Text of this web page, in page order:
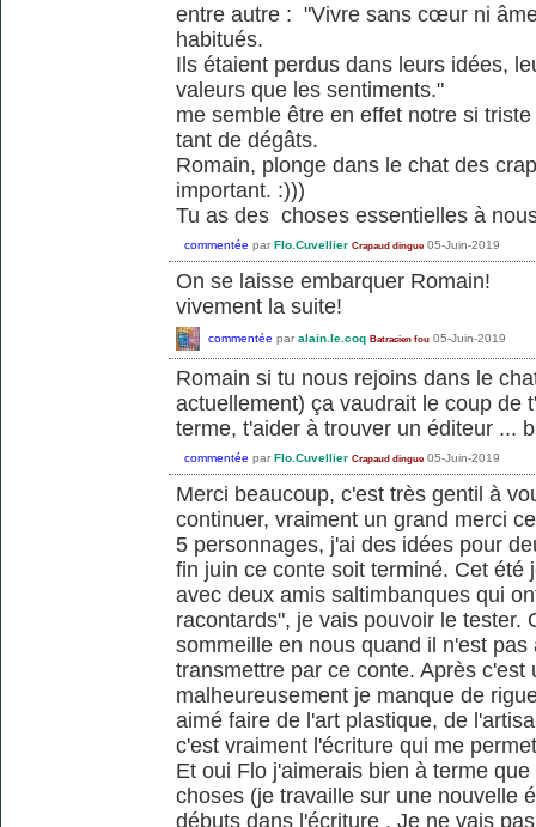
entre autre : "Vivre sans cœur ni
habitués.
Ils étaient perdus dans leurs idées,
valeurs que les sentiments."
me semble être en effet notre si
tant de dégâts.
Romain, plonge dans le chat des
important. :)))
Tu as des choses essentielles à
commentée par Flo.Cuvellier Crapaud dingue 05-Juin-2019
On se laisse embarquer Romain!
vivement la suite!
commentée par alain.le.coq Batracien fou 05-Juin-2019
Romain si tu nous rejoins dans le
actuellement) ça vaudrait le coup de
terme, t'aider à trouver un éditeur ...
commentée par Flo.Cuvellier Crapaud dingue 05-Juin-2019
Merci beaucoup, c'est très gentil à
continuer, vraiment un grand merci
5 personnages, j'ai des idées pour
fin juin ce conte soit terminé. Cet été
avec deux amis saltimbanques qui
racontards", je vais pouvoir le tester.
sommeille en nous quand il n'est
transmettre par ce conte. Après
malheureusement je manque de
aimé faire de l'art plastique, de
c'est vraiment l'écriture qui me
Et oui Flo j'aimerais bien à terme
choses (je travaille sur une nouvelle
débuts dans l'écriture . Je ne vais